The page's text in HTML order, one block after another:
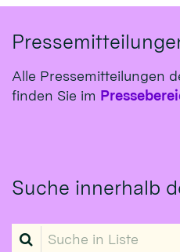
Alle Pressemitteilungen
finden Sie im
Suche innerhalb
Suche in Liste